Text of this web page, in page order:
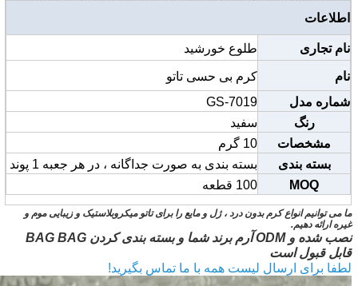
اطلاعات
نام تجاری طلوع خورشید
نام
کرم بی حسی تاتو
شماره مدل
GS-7019
رنگ
سفید
مشخصات
10 گرم
بسته بندی
بسته بندی به صورت جداگانه ، در هر جعبه 1 پوند
MOQ
100 قطعه
ما می توانیم انواع کرم بدون درد ، ژل و مایع را برای تاتو میکروبلاستیک و زیبایی موم و
غیره ارائه دهیم.
نصب شده و ODM آرم برند شما و بسته بندی کردن BAG BAG
قابل قبول است
لطفا برای ارسال لیست همه با ما تماس بگیرید!